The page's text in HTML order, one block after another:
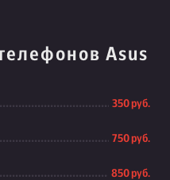
Asus
350 руб.
750 руб.
850 руб.